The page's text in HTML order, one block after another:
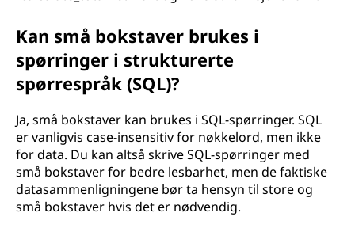
Kan små bokstaver brukes i
spørringer i strukturerte
spørrespråk (SQL)?
Ja, små bokstaver kan brukes i SQL-spørringer. SQL
er vanligvis case-insensitiv for nøkkelord, men ikke
for data. Du kan altså skrive SQL-spørringer med
små bokstaver for bedre lesbarhet, men de faktiske
datasammenligningene bør ta hensyn til store og
små bokstaver hvis det er nødvendig.